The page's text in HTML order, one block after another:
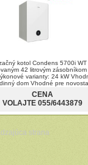
kotol Condens 5700i
42 litrovým zásobníkom
varianty: 24 kW
dom Vhodné pre
CENA
VOLAJTE 055/6443879
strana